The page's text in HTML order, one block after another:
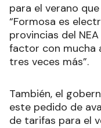
para el verano
“Formosa es
provincias del
factor con mucha
tres veces más”.
También, el
este pedido de
de tarifas para el